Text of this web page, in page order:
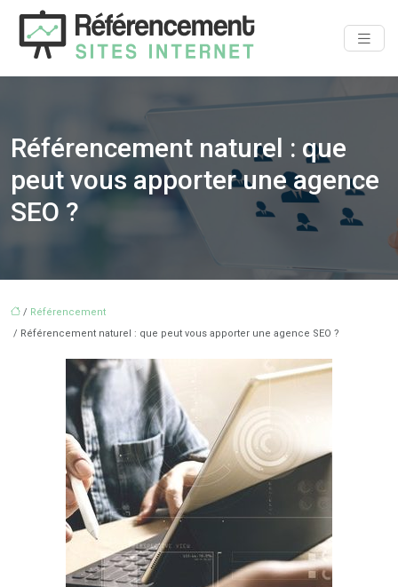
Référencement naturel : que
peut vous apporter une agence
SEO ?
/ Référencement
/ Référencement naturel : que peut vous apporter une agence SEO ?